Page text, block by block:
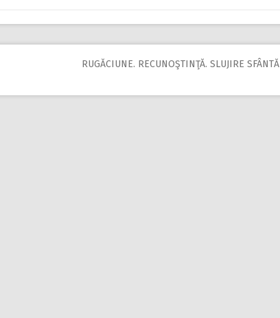
RUGĂCIUNE. RECUNOŞTINŢĂ. SLUJIRE SFÂNTĂ